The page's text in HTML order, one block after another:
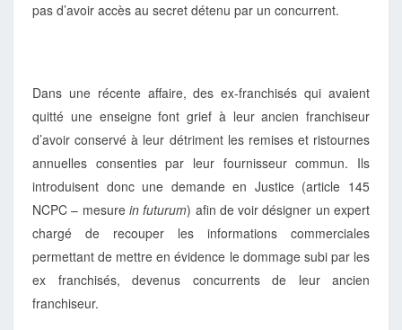
pas d’avoir accès au secret détenu par un concurrent.
Dans une récente affaire, des ex-franchisés qui avaient
quitté une enseigne font grief à leur ancien franchiseur
d’avoir conservé à leur détriment les remises et ristournes
annuelles consenties par leur fournisseur commun. Ils
introduisent donc une demande en Justice (article 145
NCPC – mesure in futurum) afin de voir désigner un expert
chargé de recouper les informations commerciales
permettant de mettre en évidence le dommage subi par les
ex franchisés, devenus concurrents de leur ancien
franchiseur.